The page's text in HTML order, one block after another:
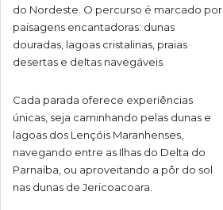
do Nordeste. O percurso é marcado por
paisagens encantadoras: dunas
douradas, lagoas cristalinas, praias
desertas e deltas navegáveis.
Cada parada oferece experiências
únicas, seja caminhando pelas dunas e
lagoas dos Lençóis Maranhenses,
navegando entre as Ilhas do Delta do
Parnaíba, ou aproveitando a pôr do sol
nas dunas de Jericoacoara.